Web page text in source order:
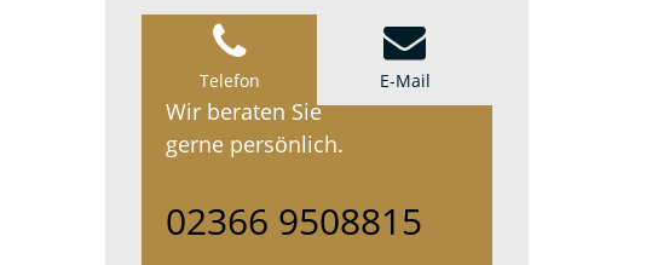
Telefon E-Mail
Wir beraten Sie
gerne persönlich.
02366 9508815